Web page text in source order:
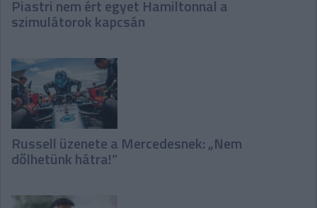
Piastri nem ért egyet Hamiltonnal a
szimulátorok kapcsán
Russell üzenete a Mercedesnek: „Nem
dőlhetünk hátra!”